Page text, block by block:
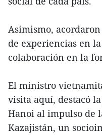
Asimismo,
de experiencias en
colaboración en la
El ministro
visita aquí, destacó
Hanoi al impulso de
Kazajistán, un